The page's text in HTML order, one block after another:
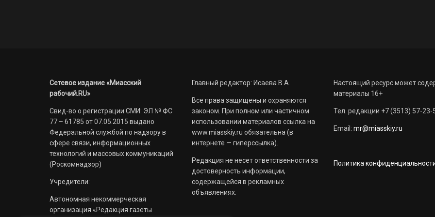
Сетевое издание «Миасский
рабочий.RU»
Свид-во о регистрации СМИ: ЭЛ № ФС
77 – 61785 от 07.05.2015 выдано
Федеральной службой по надзору в
сфере связи, информационных
технологий и массовых коммуникаций
(Роскомнадзор)
Учредители:
Автономная некоммерческая
организация «Редакция газеты
Главный редактор: Исаева В.А.
Все права защищены и охраняются
законом. При полном или частичном
использовании материалов ссылка на
www.miasskiy.ru обязательна (в
интернете — гиперссылка).
Редакция не несет ответственности за
достоверность информации,
содержащейся в рекламных
объявлениях.
Настоящий ресурс может
материалы 16+
Тел. редакции +7 (3513) 57-23-
Email: mr@miasskiy.ru
Политика